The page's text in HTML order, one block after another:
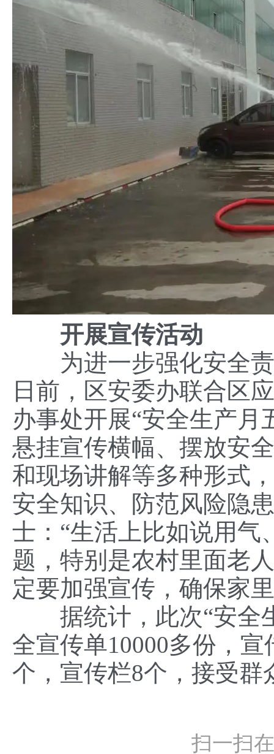
开展宣传活动
为进一步强化安全责
日前，区安委办联合区
办事处开展“安全生产月
悬挂宣传横幅、摆放安
和现场讲解等多种形式
安全知识、防范风险隐
士：“生活上比如说用气
题，特别是农村里面老
定要加强宣传，确保家
据统计，此次“安全
全宣传单10000多份，
个，宣传栏8个，接受群
扫一扫